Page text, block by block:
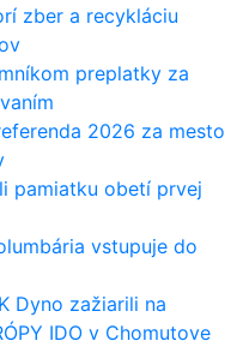
zber a recykláciu
preplatky za
2026 za mesto
pamiatku obetí prvej
vstupuje do
Dyno zažiarili na
IDO v Chomutove